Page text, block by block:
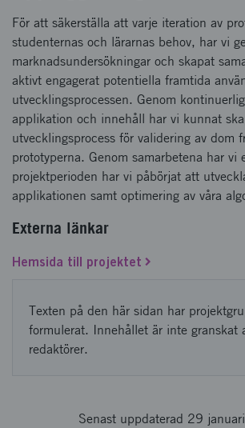
För att säkerställa att varje iteration av
studenternas och lärarnas behov, har vi
marknadsundersökningar och skapat
aktivt engagerat potentiella framtida
utvecklingsprocessen. Genom
applikation och innehåll har vi kunnat
utvecklingsprocess för validering av dom
prototyperna. Genom samarbetena har vi
projektperioden har vi påbörjat att
applikationen samt optimering av våra
Externa länkar
Hemsida till projektet
Texten på den här sidan har
formulerat. Innehållet är inte granskat
redaktörer.
Senast uppdaterad 29